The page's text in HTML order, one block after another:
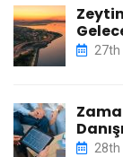
27th
28th